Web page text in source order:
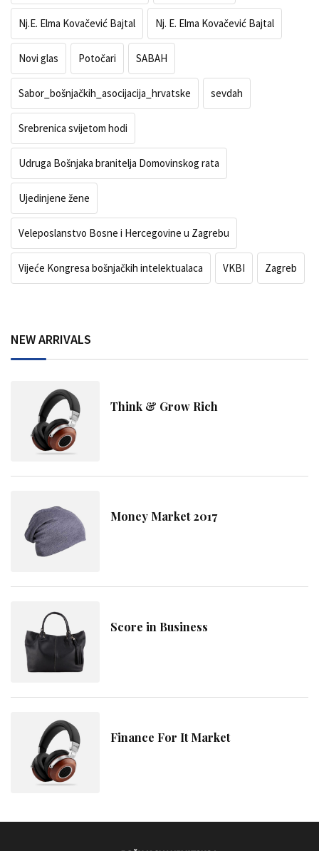
Nj.E. Elma Kovačević Bajtal Nj. E. Elma Kovačević Bajtal
Novi glas Potočari SABAH
Sabor_bošnjačkih_asocijacija_hrvatske sevdah
Srebrenica svijetom hodi
Udruga Bošnjaka branitelja Domovinskog rata
Ujedinjene žene
Veleposlanstvo Bosne i Hercegovine u Zagrebu
Vijeće Kongresa bošnjačkih intelektualaca VKBI Zagreb
NEW ARRIVALS
Think & Grow Rich
Money Market 2017
Score in Business
Finance For It Market